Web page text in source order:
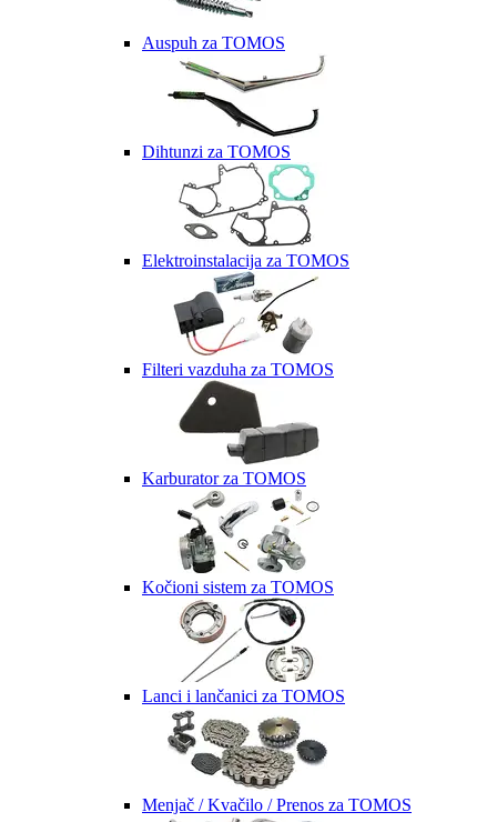
Auspuh za TOMOS
Dihtunzi za TOMOS
Elektroinstalacija za TOMOS
Filteri vazduha za TOMOS
Karburator za TOMOS
Kočioni sistem za TOMOS
Lanci i lančanici za TOMOS
Menjač / Kvačilo / Prenos za TOMOS